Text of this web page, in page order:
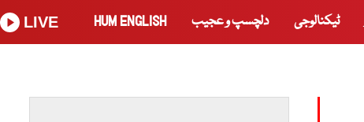
ٹیکنالوجی دلچسپ و عجیب HUM ENGLISH
LIVE